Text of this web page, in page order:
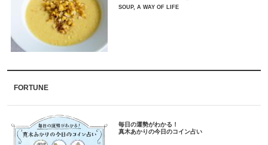
SOUP, A WAY OF LIFE
FORTUNE
毎日の運勢がわかる！